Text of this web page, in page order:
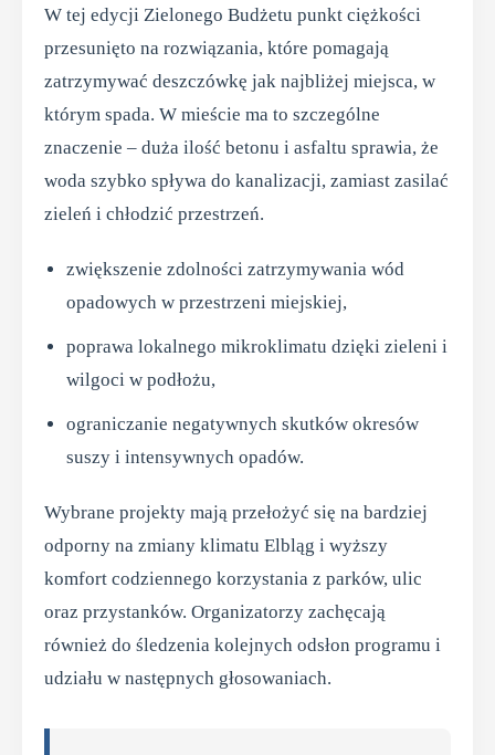
W tej edycji Zielonego Budżetu punkt ciężkości
przesunięto na rozwiązania, które pomagają
zatrzymywać deszczówkę jak najbliżej miejsca, w
którym spada. W mieście ma to szczególne
znaczenie – duża ilość betonu i asfaltu sprawia, że
woda szybko spływa do kanalizacji, zamiast zasilać
zieleń i chłodzić przestrzeń.
zwiększenie zdolności zatrzymywania wód
opadowych w przestrzeni miejskiej,
poprawa lokalnego mikroklimatu dzięki zieleni i
wilgoci w podłożu,
ograniczanie negatywnych skutków okresów
suszy i intensywnych opadów.
Wybrane projekty mają przełożyć się na bardziej
odporny na zmiany klimatu Elbląg i wyższy
komfort codziennego korzystania z parków, ulic
oraz przystanków. Organizatorzy zachęcają
również do śledzenia kolejnych odsłon programu i
udziału w następnych głosowaniach.